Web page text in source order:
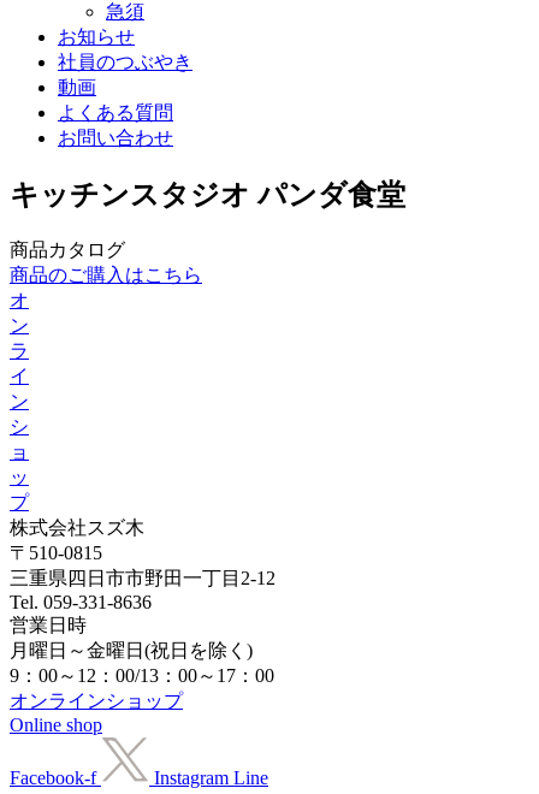
急須
お知らせ
社員のつぶやき
動画
よくある質問
お問い合わせ
キッチンスタジオ パンダ食堂
商品カタログ
商品のご購入はこちら
オ
ン
ラ
イ
ン
シ
ョ
ッ
プ
株式会社スズ木
〒510-0815
三重県四日市市野田一丁目2-12
Tel. 059-331-8636
営業日時
月曜日～金曜日(祝日を除く)
9：00～12：00/13：00～17：00
オンラインショップ
Online shop
Facebook-f Instagram Line